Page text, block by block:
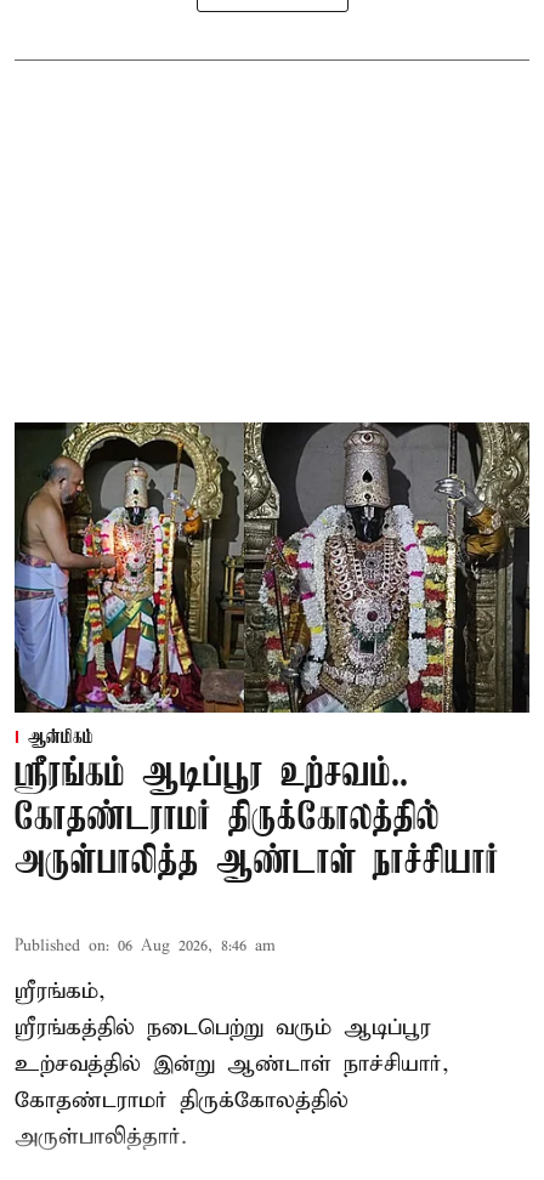
ஆன்மிகம்
ஸ்ரீரங்கம் ஆடிப்பூர உற்சவம்..
கோதண்டராமர் திருக்கோலத்தில்
அருள்பாலித்த ஆண்டாள் நாச்சியார்
Published on: 06 Aug 2026, 8:46 am
ஸ்ரீரங்கம்,
ஸ்ரீரங்கத்தில் நடைபெற்று வரும் ஆடிப்பூர
உற்சவத்தில் இன்று ஆண்டாள் நாச்சியார்,
கோதண்டராமர் திருக்கோலத்தில்
அருள்பாலித்தார்.